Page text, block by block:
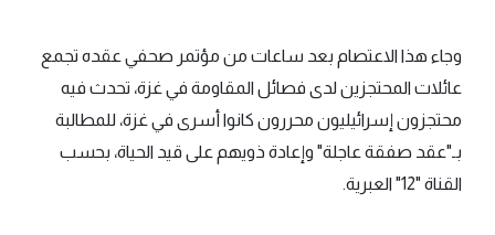
وجاء هذا الاعتصام بعد ساعات من مؤتمر صحفي عقده تجمع
عائلات المحتجزين لدى فصائل المقاومة في غزة، تحدث فيه
محتجزون إسرائيليون محررون كانوا أسرى في غزة، للمطالبة
بـ"عقد صفقة عاجلة" وإعادة ذويهم على قيد الحياة، بحسب
القناة "12" العبرية.